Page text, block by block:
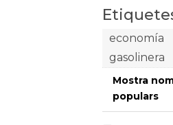
economía
gasolinera
Mostra
populars